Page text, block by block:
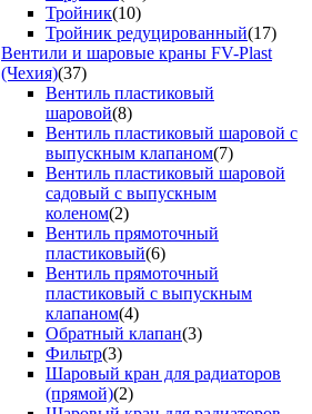
Тройник(10)
Тройник редуцированный(17)
Вентили и шаровые краны FV-Plast
(Чехия)(37)
Вентиль пластиковый
шаровой(8)
Вентиль пластиковый шаровой с
выпускным клапаном(7)
Вентиль пластиковый шаровой
садовый с выпускным
коленом(2)
Вентиль прямоточный
пластиковый(6)
Вентиль прямоточный
пластиковый с выпускным
клапаном(4)
Обратный клапан(3)
Фильтр(3)
Шаровый кран для радиаторов
(прямой)(2)